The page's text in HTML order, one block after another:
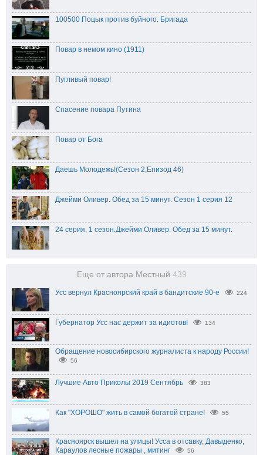
100500 Поцык против буйного. Бригада
Повар в немом кино (1911)
Пугливый повар!
Спасение повара Путина
Повар от Бога
Даешь Молодежь!(Сезон 2,Епизод 46)
Джейми Оливер. Обед за 15 минут. Сезон 1 серия 12
24 серия, 1 сезон.Джейми Оливер. Обед за 15 минут.
Еще от автора Местный 439
Усс вернул Красноярский край в бандитские 90-е 224
Губернатор Усс нас держит за идиотов! 134
Обращение новосибирского журналиста к народу России!
56
Лучшие Авто Приколы 2019 Сентябрь 383
Как "ХОРОШО" жить в самой богатой стране! 55
Красноярск вышел на улицы! Усса в отсавку, Давыденко,
Караулов лесные пожары , митинг
56